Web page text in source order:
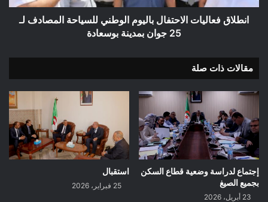
25
جوانانطلاق فعاليات الاحتفال باليوم الوطني للسياحة المصادف لـ
25 جوان بمدينة بوسعادة
مقالات ذات صلة
إجتماع لدراسة وضعية قطاع السكن
بجميع الصيغ
23 أبريل، 2026
استقبال
25 فبراير، 2026